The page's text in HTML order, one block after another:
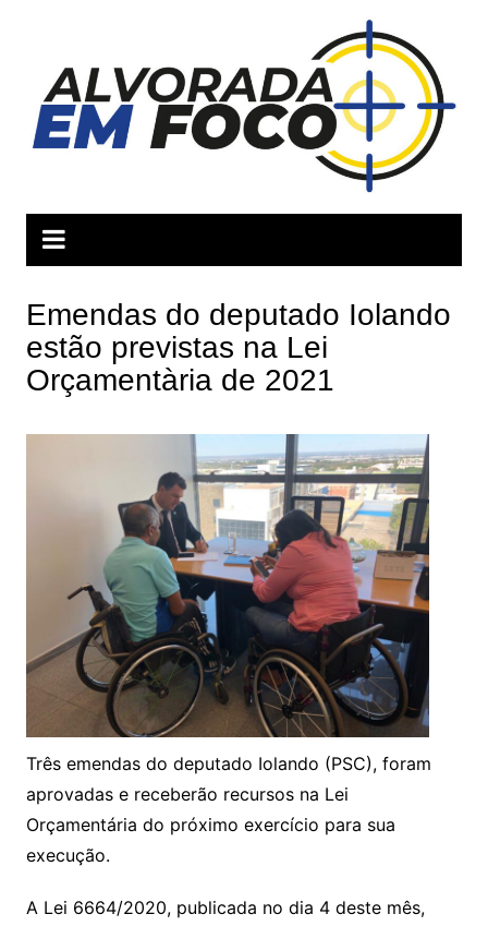
conteúdo
Emendas do deputado Iolando
estão previstas na Lei
Orçamentària de 2021
Três emendas do deputado Iolando (PSC), foram
aprovadas e receberão recursos na Lei
Orçamentária do próximo exercício para sua
execução.
A Lei 6664/2020, publicada no dia 4 deste mês,